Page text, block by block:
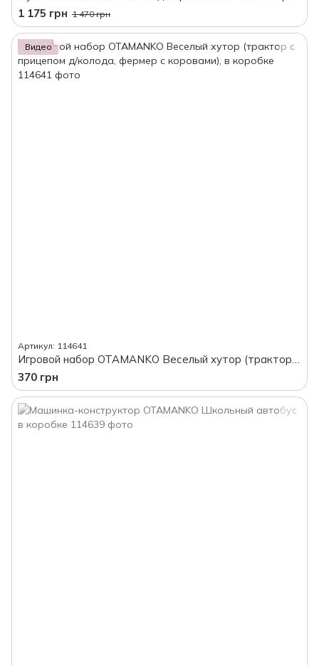
1 175 грн 1 470 грн
Видео
Артикул: 114641
370 грн